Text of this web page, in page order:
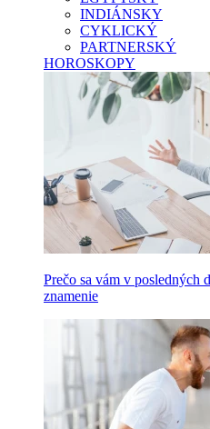
INDIÁNSKY
CYKLICKÝ
PARTNERSKÝ
HOROSKOPY
Prečo sa vám v posledných
znamenie